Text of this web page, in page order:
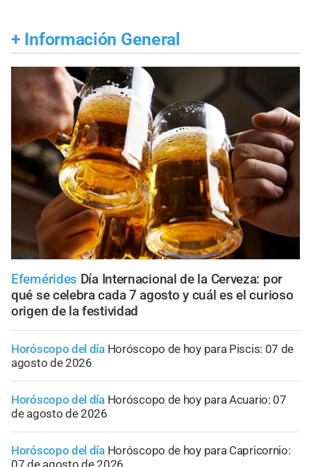
+ Información General
Efemérides Día Internacional de la Cerveza: por
qué se celebra cada 7 agosto y cuál es el curioso
origen de la festividad
Horóscopo del día Horóscopo de hoy para Piscis: 07 de
agosto de 2026
Horóscopo del día Horóscopo de hoy para Acuario: 07
de agosto de 2026
Horóscopo del día Horóscopo de hoy para Capricornio: